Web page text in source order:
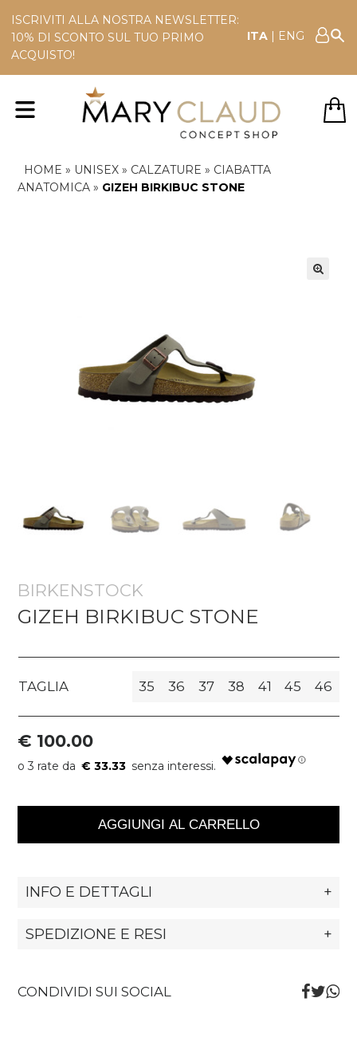
ISCRIVITI ALLA NOSTRA NEWSLETTER:
10% DI SCONTO SUL TUO PRIMO
ACQUISTO!
ITA | ENG
HOME » UNISEX» CALZATURE » CIABATTA
ANATOMICA » GIZEH BIRKIBUC STONE
BIRKENSTOCK
GIZEH BIRKIBUC STONE
TAGLIA 35 36 37 38 41 45 46
€ 100.00
€ 33.33
AGGIUNGI AL CARRELLO
INFO E DETTAGLI +
SPEDIZIONE E RESI +
CONDIVIDI SUI SOCIAL